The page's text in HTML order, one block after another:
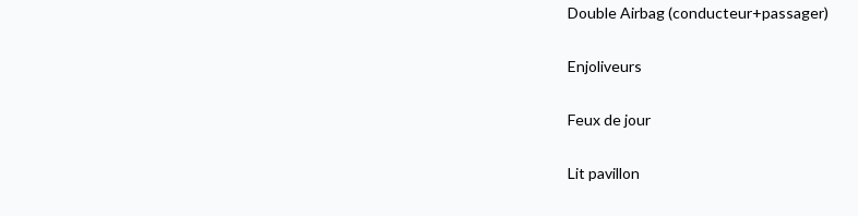
Double Airbag (conducteur+passager)
Enjoliveurs
Feux de jour
Lit pavillon